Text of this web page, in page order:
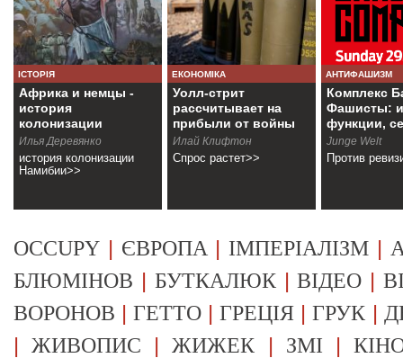
ІСТОРІЯ
Африка и немцы -
история
колонизации
Намибии
Илья Деревянко
история колонизации
Намибии>>
ЕКОНОМІКА
Уолл-стрит
рассчитывает на
прибыли от войны
Илай Клифтон
Спрос растет>>
АНТИФАШИЗМ
Комплекс
Фашисты:
функции,
Junge Welt
Против
OCCUPY | ЄВРОПА | ІМПЕРІАЛІЗМ |
БЛЮМІНОВ | БУТКАЛЮК|ВІДЕО |
ВОРОНОВ |ГЕТТО |ГРЕЦІЯ |ГРУК |
|ЖИВОПИС |ЖИЖЕК | ЗМІ |